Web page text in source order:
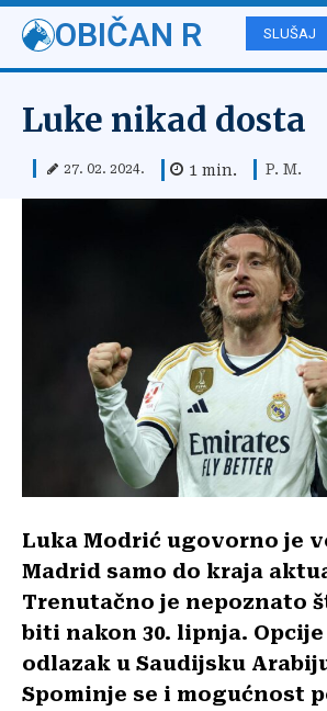
OBIČAN R SLUŠAJ
Luke nikad dosta
27. 02. 2024. 1 min. P. M.
Luka Modrić ugovorno je
Madrid samo do kraja
Trenutačno je nepoznato
biti nakon 30. lipnja.
odlazak u Saudijsku
Spominje se i mogućnost